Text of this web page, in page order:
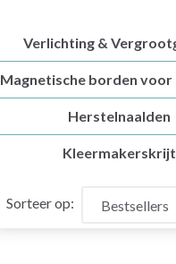
Verlichting &
Magnetische borden
Herstelnaalden
Kleermakerskrijt
Sorteer op: